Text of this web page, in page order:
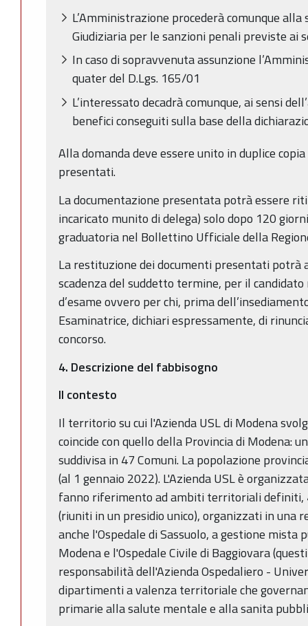
L’Amministrazione procederà comunque
Giudiziaria per le sanzioni penali previste ai
In caso di sopravvenuta assunzione
quater del D.Lgs. 165/01
L’interessato decadrà comunque, ai sensi
benefici conseguiti sulla base della
Alla domanda deve essere unito in duplice
presentati.
La documentazione presentata potrà essere
incaricato munito di delega) solo dopo 120
graduatoria nel Bollettino Ufficiale della
La restituzione dei documenti presentati potrà
scadenza del suddetto termine, per il
d’esame ovvero per chi, prima
Esaminatrice, dichiari espressamente, di
concorso.
4. Descrizione del fabbisogno
Il contesto
Il territorio su cui l'Azienda USL di Modena
coincide con quello della Provincia di Modena:
suddivisa in 47 Comuni. La popolazione
(al 1 gennaio 2022). L'Azienda USL è
fanno riferimento ad ambiti territoriali definiti,
(riuniti in un presidio unico), organizzati in una
anche l'Ospedale di Sassuolo, a gestione
Modena e l'Ospedale Civile di Baggiovara
responsabilità dell'Azienda Ospedaliero -
dipartimenti a valenza territoriale che
primarie alla salute mentale e alla sanita